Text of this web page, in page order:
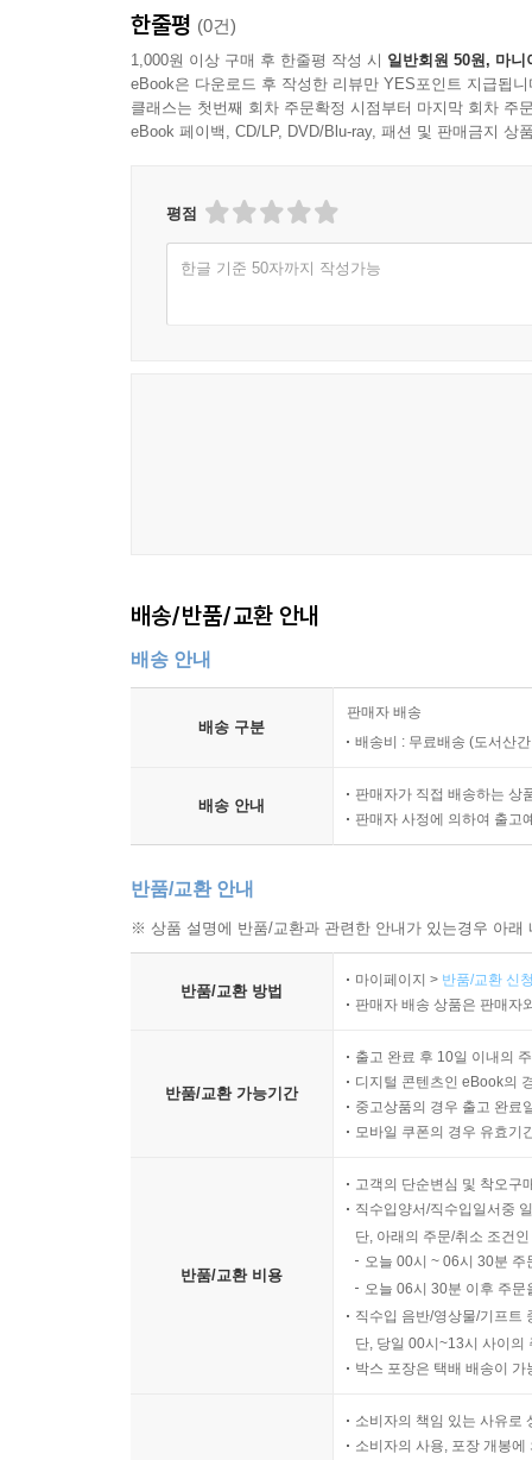
한줄평 (0건)
1,000원 이상 구매 후 한줄평 작성 시 일반회원 50원, 마니
eBook은 다운로드 후 작성한 리뷰만 YES포인트 지급됩니
클래스는 첫번째 회차 주문확정 시점부터 마지막 회차 주
eBook 페이백, CD/LP, DVD/Blu-ray, 패션 및 판매금지 상
평점
한글 기준 50자까지 작성가능
배송/반품/교환 안내
배송 안내
배송 구분
판매자 배송
배송비 : 무료배송 (도서산
배송 안내
판매자가 직접 배송하는 상
판매자 사정에 의하여 출고
반품/교환 안내
※ 상품 설명에 반품/교환과 관련한 안내가 있는경우 아
반품/교환 방법
마이페이지 > 반품/교환 신
판매자 배송 상품은 판매자
반품/교환 가능기간
출고 완료 후 10일 이내의
디지털 콘텐츠인 eBook의
중고상품의 경우 출고 완료
모바일 쿠폰의 경우 유효기
반품/교환 비용
고객의 단순변심 및 착오구
직수입양서/직수입일서중
단, 아래의 주문/취소 조건
오늘 00시 ~ 06시 30분
오늘 06시 30분 이후 주
직수입 음반/영상물/기프트
단, 당일 00시~13시 사이의
박스 포장은 택배 배송이
소비자의 책임 있는 사유로
소비자의 사용, 포장 개봉